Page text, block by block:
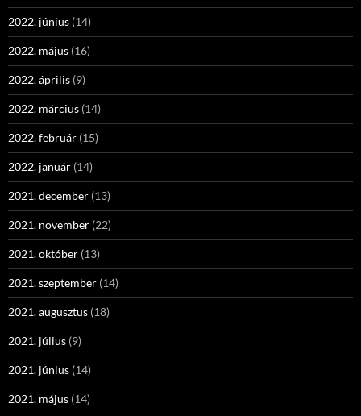
2022. június (14)
2022. május (16)
2022. április (9)
2022. március (14)
2022. február (15)
2022. január (14)
2021. december (13)
2021. november (22)
2021. október (13)
2021. szeptember (14)
2021. augusztus (18)
2021. július (9)
2021. június (14)
2021. május (14)